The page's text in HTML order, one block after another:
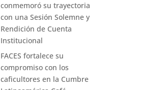
conmemoró su trayectoria
con una Sesión Solemne y
Rendición de Cuenta
Institucional
FACES fortalece su
compromiso con los
caficultores en la Cumbre